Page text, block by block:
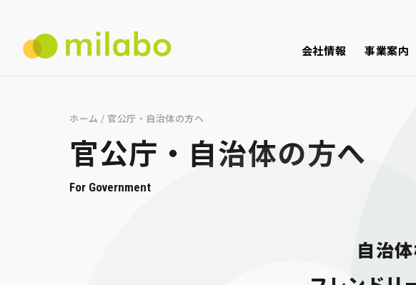
会社情報 事業案内
ホーム / 官公庁・自治体の方へ
官公庁・自治体の方へ
For Government
自治